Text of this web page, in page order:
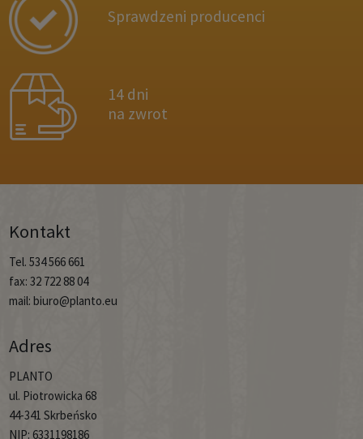
Sprawdzeni producenci
14 dni
na zwrot
Kontakt
Tel. 534 566 661
fax: 32 722 88 04
mail: biuro@planto.eu
Adres
PLANTO
ul. Piotrowicka 68
44-341 Skrbeńsko
NIP: 6331198186